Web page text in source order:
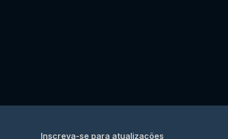
Inscreva-se para atualizações